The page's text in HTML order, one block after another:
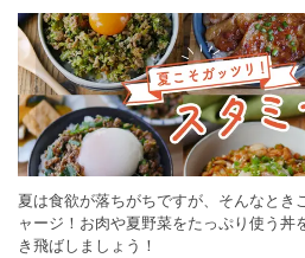
夏は食欲が落ちがちですが、そんなとき
ャージ！お肉や夏野菜をたっぷり使う丼
き飛ばしましょう！